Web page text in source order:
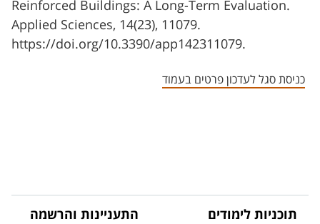
Reinforced Buildings: A Long-Term Evaluation.
Applied Sciences, 14(23), 11079.
https://doi.org/10.3390/app142311079.
כניסת סגל לעדכון פרטים בעמוד
תוכניות לימודים התעניינות והרשמה